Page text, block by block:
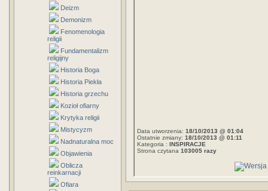
Deizm
Demonizm
Fenomenologia
religii
Fundamentalizm
religijny
Historia Boga
Historia Piekła
Historia grzechu
Kozioł ofiarny
Krytyka religii
Mistycyzm
Nadnaturalna moc
Objawienia
Oblicza
reinkarnacji
Ofiara
Data utworzenia: 18/10/2013 @ 01:04
Ostatnie zmiany: 18/10/2013 @ 01:11
Kategoria : INSPIRACJE
Strona czytana 103005 razy